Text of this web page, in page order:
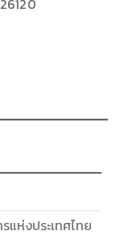
แห่งประเทศไทย